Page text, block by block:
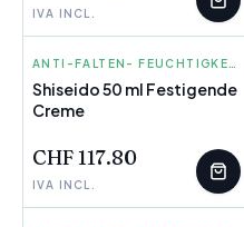
IVA INCL.
SHISEIDO ANTI-FALTEN- FEUCHTIGKEITS CREMES
Shiseido 50 ml Festigende
Creme
CHF 117.80
IVA INCL.